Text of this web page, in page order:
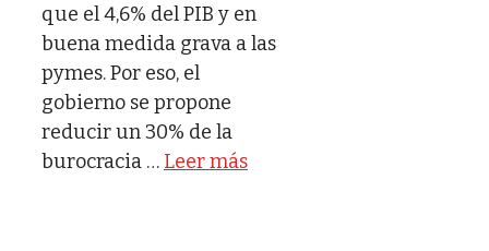
que el 4,6% del PIB y en
buena medida grava a las
pymes. Por eso, el
gobierno se propone
reducir un 30% de la
burocracia … Leer más